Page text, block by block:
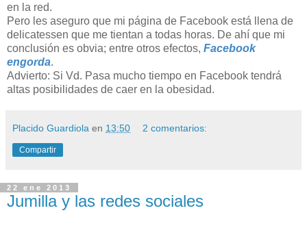
en la red.
Pero les aseguro que mi página de Facebook está llena de
delicatessen que me tientan a todas horas. De ahí que mi
conclusión es obvia; entre otros efectos, Facebook
engorda.
Advierto: Si Vd. Pasa mucho tiempo en Facebook tendrá
altas posibilidades de caer en la obesidad.
Placido Guardiola en 13:50 2 comentarios:
Compartir
22 ene 2013
Jumilla y las redes sociales